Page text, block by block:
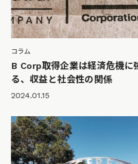
コラム
B Corp取得企業は経済危機に
る、収益と社会性の関係
2024.01.15